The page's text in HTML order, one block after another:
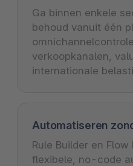
Ga binnen enkele
behoud vanuit één
verkoopkanalen,
internationale
Automatiseren
Rule Builder en Flow
flexibele, no-code